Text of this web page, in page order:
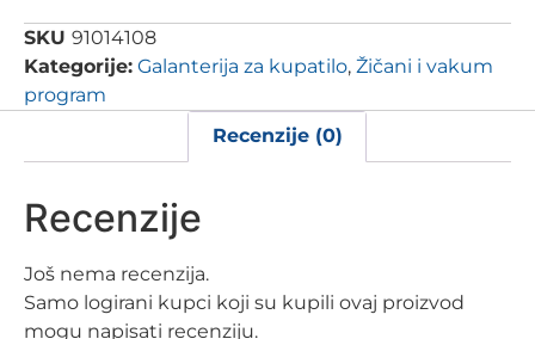
3d
ljepljivom
trakom,
crna
količina
SKU 91014108
Kategorije: Galanterija za kupatilo, Žičani i vakum
program
Recenzije (0)
Recenzije
Još nema recenzija.
Samo logirani kupci koji su kupili ovaj proizvod
mogu napisati recenziju.